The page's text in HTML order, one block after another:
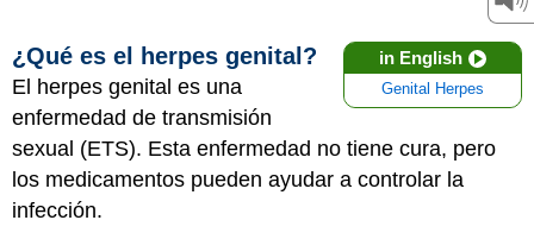
in English
Genital Herpes
¿Qué es el herpes genital?
El herpes genital es una
enfermedad de transmisión
sexual (ETS). Esta enfermedad no tiene cura, pero
los medicamentos pueden ayudar a controlar la
infección.